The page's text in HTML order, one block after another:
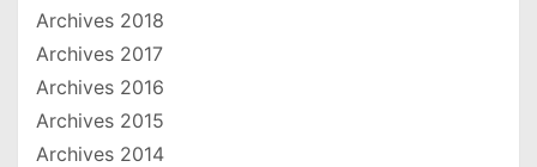
Archives 2018
Archives 2017
Archives 2016
Archives 2015
Archives 2014